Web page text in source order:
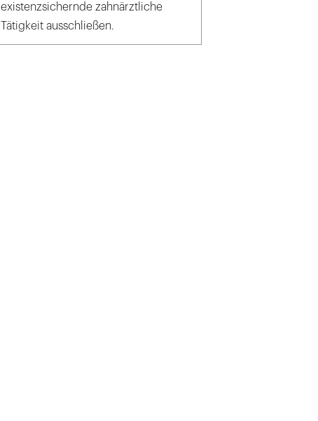
existenzsichernde zahnärztliche
Tätigkeit ausschließen.